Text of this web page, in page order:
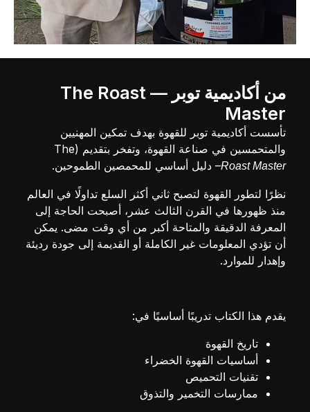
من أكاديمية توبر — The Roast
Master
تأسست أكاديمية توبر للقهوة بهدف تمكين المهنيين
والمتحمسين في صناعة القهوة، وتفخر بتقديم (The
Roast Master– دليل أساسي للمحمصين الطموحين.
نظرًا لتطور القهوة لتصبح ثاني أكثر السلع تداولًا في العالم
منذ ظهورها في القرن الثالث عشر، أصبحت الحاجة إلى
المعرفة الدقيقة والمتاحة أكبر من أي وقت مضى. يمكن
أن تؤدي المعلومات غير الكاملة أو القديمة إلى جودة رديئة
وإهدار للموارد.
يقدم هذا الكتاب تدريبًا أساسيًا في:
تاريخ القهوة
أساسيات القهوة الخضراء
تقنيات التحميص
ممارسات التخمير والتذوق